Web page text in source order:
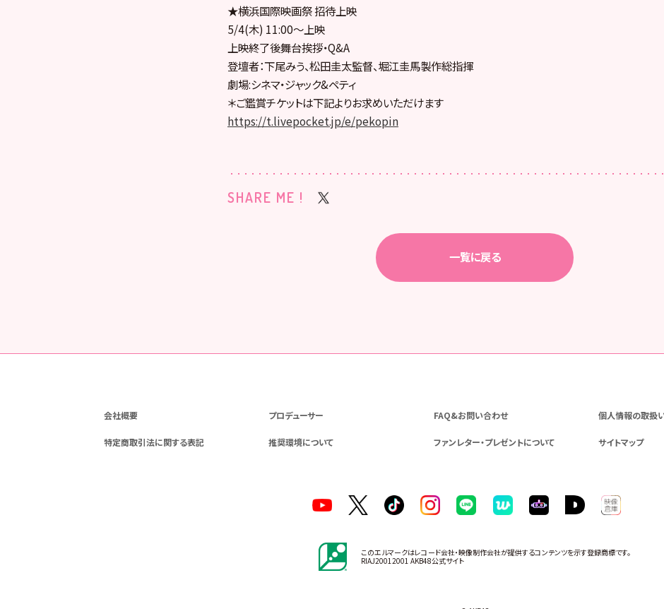
★横浜国際映画祭 招待上映
5/4(木) 11:00〜上映
上映終了後舞台挨拶・Q&A
登壇者：下尾みう、松田圭太監督、堀江圭馬製作総指揮
劇場:シネマ・ジャック&ペティ
＊ご鑑賞チケットは下記よりお求めいただけます
https://t.livepocket.jp/e/pekopin
SHARE ME !
一覧に戻る
会社概要 プロデューサー FAQ&お問い合わせ 個人情報の取扱
特定商取引法に関する表記 推奨環境について ファンレター・プレゼントについて サイトマップ
このエルマークはレコード会社・映像制作会社が提供するコンテンツを示す登録商標です。
RIAJ20012001 AKB48公式サイト